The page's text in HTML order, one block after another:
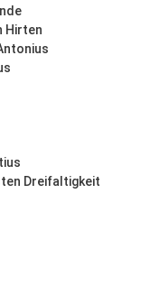
Hirten
Dreifaltigkeit